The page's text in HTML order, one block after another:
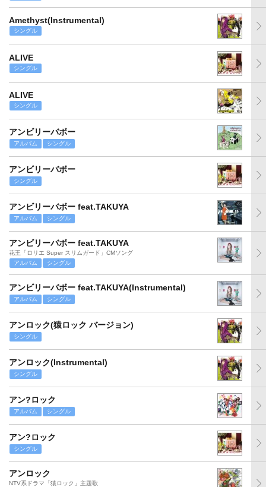
Amethyst(Instrumental)
シングル
ALIVE
シングル
ALIVE
シングル
アンビリーバボー
アルバム シングル
アンビリーバボー
シングル
アンビリーバボー feat.TAKUYA
アルバム シングル
アンビリーバボー feat.TAKUYA
花王「ロリエ Super スリムガード」CMソング
アルバム
シングル
アンビリーバボー feat.TAKUYA(Instrumental)
アルバム シングル
アンロック(猿ロック バージョン)
シングル
アンロック(Instrumental)
シングル
アン?ロック
アルバム シングル
アン?ロック
シングル
アンロック
NTV系ドラマ「猿ロック」主題歌